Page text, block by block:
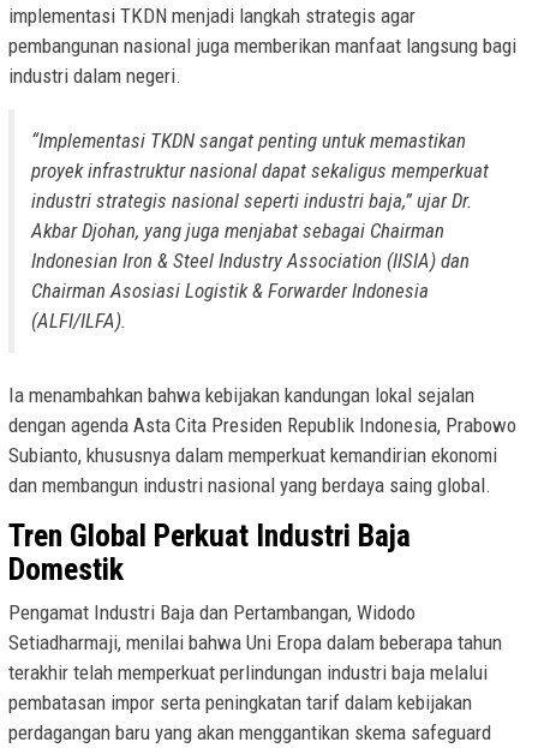
implementasi TKDN menjadi langkah strategis agar
pembangunan nasional juga memberikan manfaat langsung bagi
industri dalam negeri.
“Implementasi TKDN sangat penting untuk memastikan
proyek infrastruktur nasional dapat sekaligus memperkuat
industri strategis nasional seperti industri baja,” ujar Dr.
Akbar Djohan, yang juga menjabat sebagai Chairman
Indonesian Iron & Steel Industry Association (IISIA) dan
Chairman Asosiasi Logistik & Forwarder Indonesia
(ALFI/ILFA).
Ia menambahkan bahwa kebijakan kandungan lokal sejalan
dengan agenda Asta Cita Presiden Republik Indonesia, Prabowo
Subianto, khususnya dalam memperkuat kemandirian ekonomi
dan membangun industri nasional yang berdaya saing global.
Tren Global Perkuat Industri Baja
Domestik
Pengamat Industri Baja dan Pertambangan, Widodo
Setiadharmaji, menilai bahwa Uni Eropa dalam beberapa tahun
terakhir telah memperkuat perlindungan industri baja melalui
pembatasan impor serta peningkatan tarif dalam kebijakan
perdagangan baru yang akan menggantikan skema safeguard